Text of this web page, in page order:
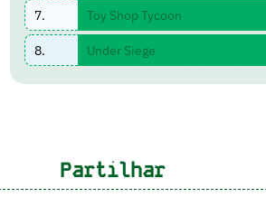
7. Toy Shop Tycoon
8. Under Siege
Partilhar